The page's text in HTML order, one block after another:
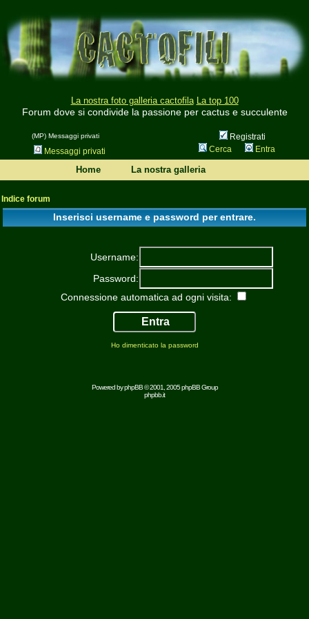
La nostra foto galleria cactofila La top 100
Forum dove si condivide la passione per cactus e succulente
(MP) Messaggi privati
Registrati
Messaggi privati
Cerca Entra
Home La nostra galleria
Indice forum
Inserisci username e password per entrare.
Username:
Password:
Connessione automatica ad ogni visita:
Ho dimenticato la password
Powered byphpBB© 2001, 2005 phpBB Group
phpbb.it